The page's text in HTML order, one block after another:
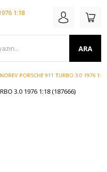
ARA
NOREV PORSCHE 911 TURBO 3.0 1976